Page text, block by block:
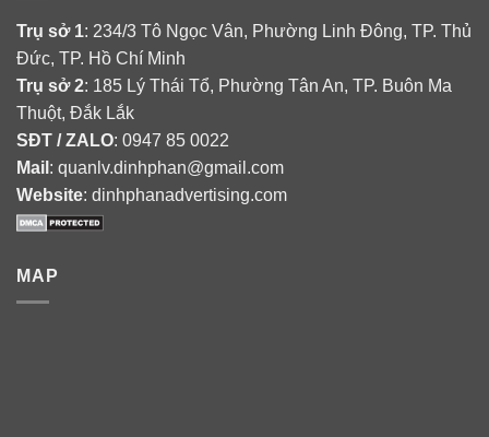
Trụ sở 1: 234/3 Tô Ngọc Vân, Phường Linh Đông, TP. Thủ
Đức, TP. Hồ Chí Minh
Trụ sở 2: 185 Lý Thái Tổ, Phường Tân An, TP. Buôn Ma
Thuột, Đắk Lắk
SĐT / ZALO: 0947 85 0022
Mail : quanlv.dinhphan@gmail.com
Website: dinhphanadvertising.com
MAP